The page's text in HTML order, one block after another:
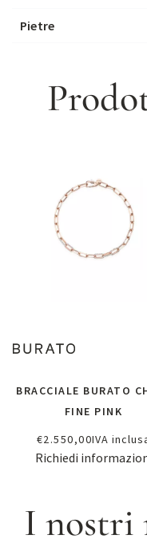
Pietre
BRACCIALE BURATO
FINE PINK
€2.550,00IVA
Richiedi
I nostri